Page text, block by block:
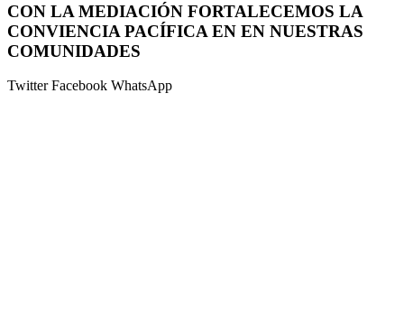
CON LA MEDIACIÓN FORTALECEMOS LA
CONVIENCIA PACÍFICA EN EN NUESTRAS
COMUNIDADES
TwitterFacebook WhatsApp